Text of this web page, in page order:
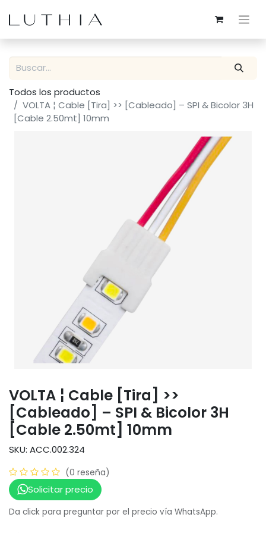
Todos los productos
VOLTA ¦ Cable [Tira] >> [Cableado] – SPI & Bicolor 3H
[Cable 2.50mt] 10mm
VOLTA ¦ Cable [Tira] >>
[Cableado] – SPI & Bicolor 3H
[Cable 2.50mt] 10mm
SKU: ACC.002.324
(0 reseña)
Solicitar precio
Da click para preguntar por el precio vía WhatsApp.